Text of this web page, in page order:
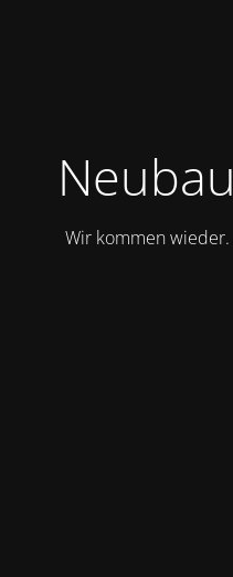
Neubau
Wir kommen wieder.